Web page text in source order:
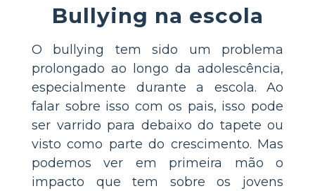
Bullying na escola
O bullying tem sido um problema
prolongado ao longo da adolescência,
especialmente durante a escola. Ao
falar sobre isso com os pais, isso pode
ser varrido para debaixo do tapete ou
visto como parte do crescimento. Mas
podemos ver em primeira mão o
impacto que tem sobre os jovens